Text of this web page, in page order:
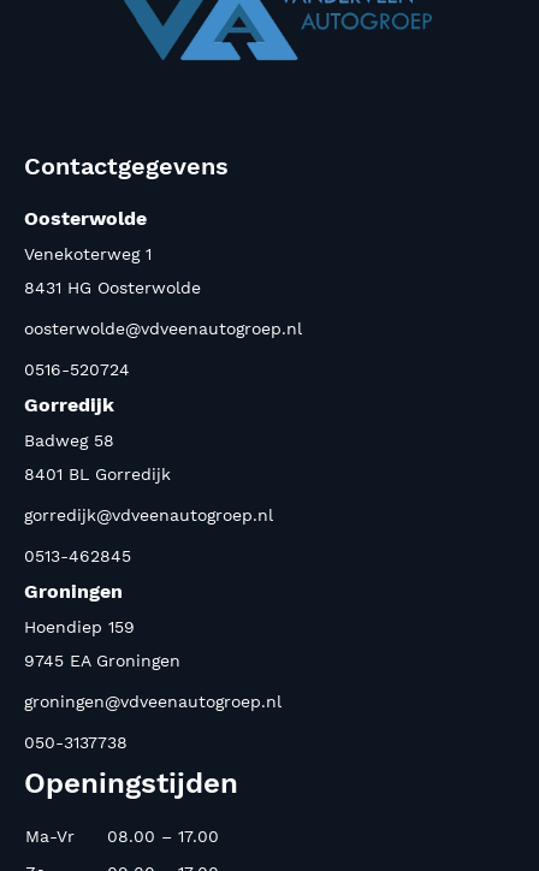
Contactgegevens
Oosterwolde
Venekoterweg 1
8431 HG Oosterwolde
oosterwolde@vdveenautogroep.nl
0516-520724
Gorredijk
Badweg 58
8401 BL Gorredijk
gorredijk@vdveenautogroep.nl
0513-462845
Groningen
Hoendiep 159
9745 EA Groningen
groningen@vdveenautogroep.nl
050-3137738
Openingstijden
Ma-Vr
08.00 – 17.00